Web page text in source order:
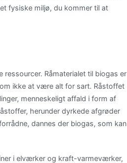
fysiske miljø, du kommer til at
Råmaterialet til biogas er
ikke at være alt for sart. Råstoffet
menneskeligt affald i form af
herunder dyrkede afgrøder
dannes der biogas, som kan
i elværker og kraft-varmeværker,